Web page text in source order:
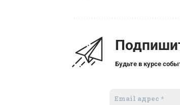
Будьте в курсе